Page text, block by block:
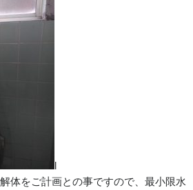
体をご計画との事ですので、最小限水